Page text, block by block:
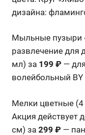
дизайна:
Мыльные пузыри
развлечение для
мл) за 199 ₽ —
волейбольный BY
Мелки цветные (4
Акция действует
см) за 299 ₽ —